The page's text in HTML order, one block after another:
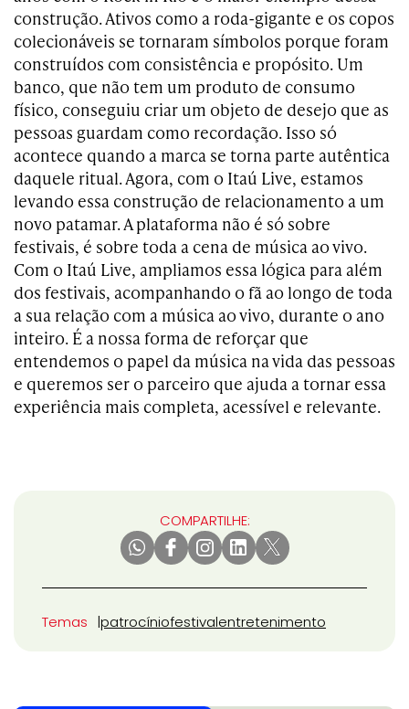
construção. Ativos como a roda-gigante e os copos
colecionáveis se tornaram símbolos porque foram
construídos com consistência e propósito. Um
banco, que não tem um produto de consumo
físico, conseguiu criar um objeto de desejo que as
pessoas guardam como recordação. Isso só
acontece quando a marca se torna parte autêntica
daquele ritual. Agora, com o Itaú Live, estamos
levando essa construção de relacionamento a um
novo patamar. A plataforma não é só sobre
festivais, é sobre toda a cena de música ao vivo.
Com o Itaú Live, ampliamos essa lógica para além
dos festivais, acompanhando o fã ao longo de toda
a sua relação com a música ao vivo, durante o ano
inteiro. É a nossa forma de reforçar que
entendemos o papel da música na vida das pessoas
e queremos ser o parceiro que ajuda a tornar essa
experiência mais completa, acessível e relevante.
COMPARTILHE:
Temas patrocíniofestivalentretenimento